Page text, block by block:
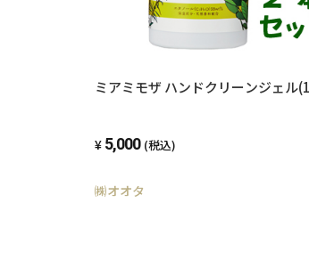
ミアミモザ ハンドクリーン
5,000 (税込)
㈱オオタ